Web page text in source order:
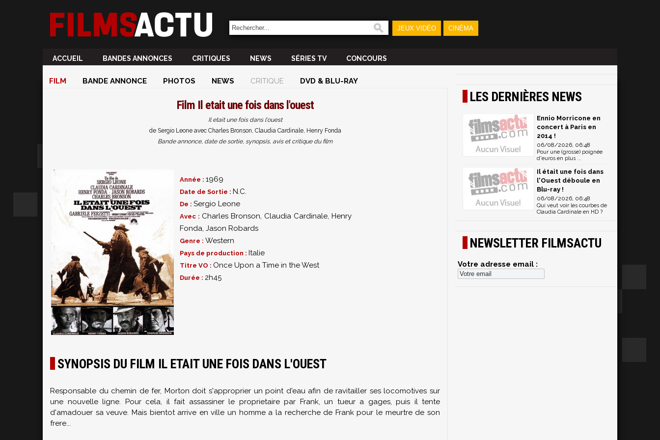
JEUX VIDÉO CINÉMA
ACCUEIL BANDES ANNONCES CRITIQUES NEWS SÉRIES TV CONCOURS
FILM BANDE ANNONCE PHOTOS NEWS CRITIQUE DVD & BLU-RAY
Film Il etait une fois dans l'ouest
Il etait une fois dans l'ouest
de Sergio Leone avec Charles Bronson, Claudia Cardinale, Henry Fonda
Bande annonce, date de sortie, synopsis, avis et critique du film
Année : 1969
Date de Sortie : N.C.
De : Sergio Leone
Avec : Charles Bronson, Claudia Cardinale, Henry
Fonda, Jason Robards
Genre : Western
Pays de production : Italie
Titre VO : Once Upon a Time in the West
Durée : 2h45
SYNOPSIS DU FILM IL ETAIT UNE FOIS DANS L'OUEST
Responsable du chemin de fer, Morton doit s'approprier un point d'eau afin de ravitailler ses locomotives sur
une nouvelle ligne. Pour cela, il fait assassiner le proprietaire par Frank, un tueur a gages, puis il tente
d'amadouer sa veuve. Mais bientot arrive en ville un homme a la recherche de Frank pour le meurtre de son
frere...
LES DERNIÈRES NEWS
Ennio Morricone en
concert à Paris en
2014 !
06/08/2026, 06:48
Pour une (grosse) poignée
d'euros en plus ...
Il était une fois dans
l'Ouest déboule en
Blu-ray !
06/08/2026, 06:48
Qui veut voir les courbes de
Claudia Cardinale en HD ?
NEWSLETTER FILMSACTU
Votre adresse email :